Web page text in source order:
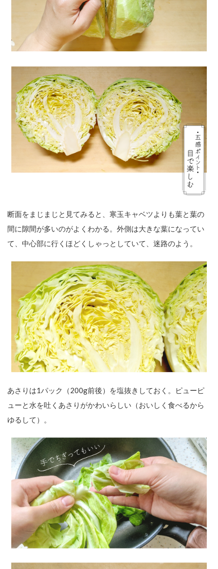
断面をまじまじと見てみると、寒玉キャベツよりも葉と葉の
間に隙間が多いのがよくわかる。外側は大きな葉になってい
て、中心部に行くほどくしゃっとしていて、迷路のよう。
あさりは1パック（200g前後）を塩抜きしておく。ピューピ
ューと水を吐くあさりがかわいらしい（おいしく食べるから
ゆるして）。